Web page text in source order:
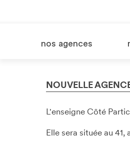
nos agences
NOUVELLE
L'enseigne Côté
Elle sera située au